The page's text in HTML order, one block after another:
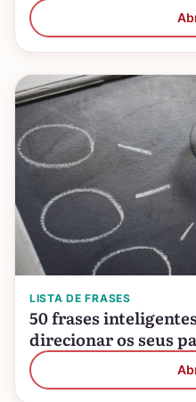
LISTA DE FRASES
50 frases
direcionar os seus